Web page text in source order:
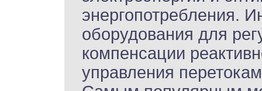
энергопотребления.
оборудования для
компенсации
управления